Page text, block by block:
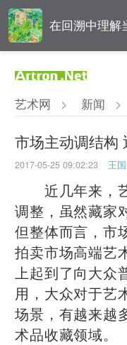
在回溯中理解
破界与归真
阿拉里奥画廊
为策展式艺术
吕晓：北京画院
科带来齐白石
艺术网 > 新闻 >
市场主动调结构
2017-05-25 09:02:23 王
近几年来，艺
调整，虽然藏家
但整体而言，市
拍卖市场高端艺
上起到了向大
用，大众对于艺
场景，有越来越
术品收藏领域。